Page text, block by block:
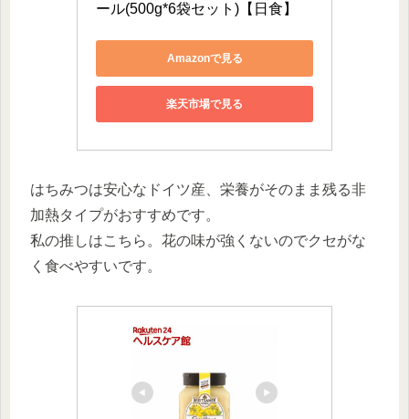
ール(500g*6袋セット)【日食】
Amazonで見る
楽天市場で見る
はちみつは安心なドイツ産、栄養がそのまま残る非
加熱タイプがおすすめです。
私の推しはこちら。花の味が強くないのでクセがな
く食べやすいです。